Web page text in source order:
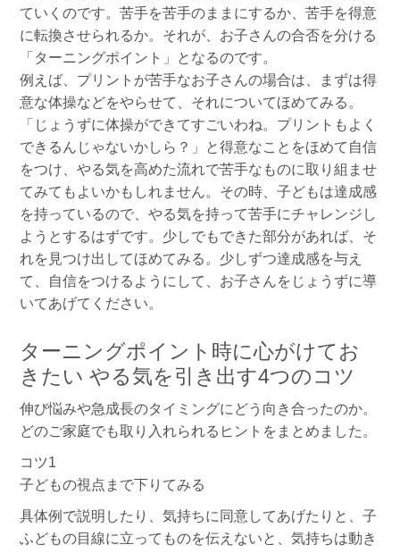
ていくのです。苦手を苦手のままにするか、苦手を得意
に転換させられるか。それが、お子さんの合否を分ける
「ターニングポイント」となるのです。
例えば、プリントが苦手なお子さんの場合は、まずは得
意な体操などをやらせて、それについてほめてみる。
「じょうずに体操ができてすごいわね。プリントもよく
できるんじゃないかしら？」と得意なことをほめて自信
をつけ、やる気を高めた流れで苦手なものに取り組ませ
てみてもよいかもしれません。その時、子どもは達成感
を持っているので、やる気を持って苦手にチャレンジし
ようとするはずです。少しでもできた部分があれば、そ
れを見つけ出してほめてみる。少しずつ達成感を与え
て、自信をつけるようにして、お子さんをじょうずに導
いてあげてください。
ターニングポイント時に心がけてお
きたい やる気を引き出す4つのコツ
伸び悩みや急成長のタイミングにどう向き合ったのか。
どのご家庭でも取り入れられるヒントをまとめました。
コツ1
子どもの視点まで下りてみる
具体例で説明したり、気持ちに同意してあげたりと、子
ふどもの目線に立ってものを伝えないと、気持ちは動き